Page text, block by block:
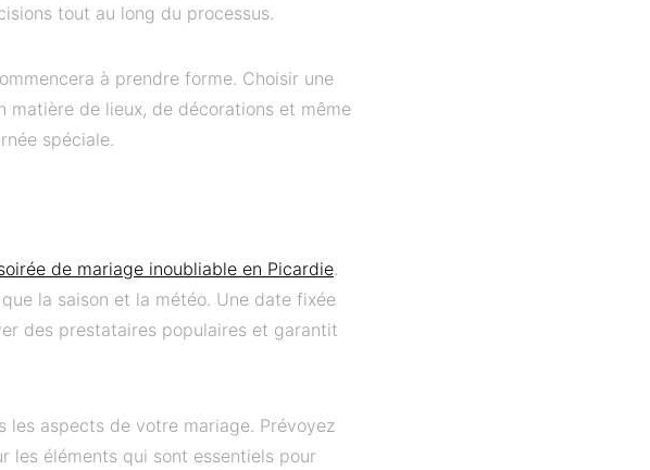
tout au long du processus.
à prendre forme. Choisir une
de lieux, de décorations et même
spéciale.
de mariage inoubliable en Picardie.
la saison et la météo. Une date fixée
des prestataires populaires et garantit
aspects de votre mariage. Prévoyez
les éléments qui sont essentiels pour